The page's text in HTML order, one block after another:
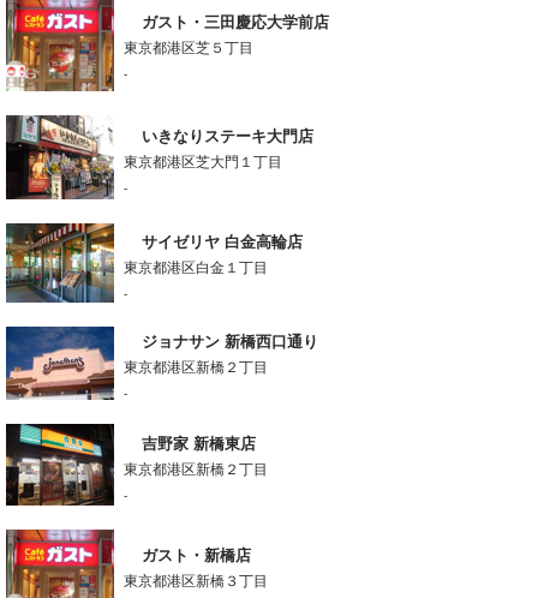
ガスト・三田慶応大学前店
東京都港区芝５丁目
-
いきなりステーキ大門店
東京都港区芝大門１丁目
-
サイゼリヤ 白金高輪店
東京都港区白金１丁目
-
ジョナサン 新橋西口通り
東京都港区新橋２丁目
-
吉野家 新橋東店
東京都港区新橋２丁目
-
ガスト・新橋店
東京都港区新橋３丁目